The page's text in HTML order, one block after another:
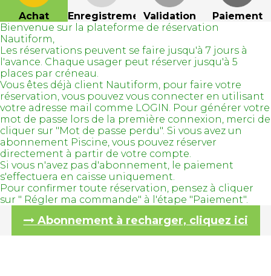
Achat EnregistrementValidation
Paiement
Bienvenue sur la plateforme de réservation
Nautiform,
Les réservations peuvent se faire jusqu'à 7 jours à
l'avance. Chaque usager peut réserver jusqu'à 5
places par créneau.
Vous êtes déjà client Nautiform, pour faire votre
réservation, vous pouvez vous connecter en utilisant
votre adresse mail comme LOGIN. Pour générer votre
mot de passe lors de la première connexion, merci de
cliquer sur "Mot de passe perdu". Si vous avez un
abonnement Piscine, vous pouvez réserver
directement à partir de votre compte.
Si vous n'avez pas d'abonnement, le paiement
s'effectuera en caisse uniquement.
Pour confirmer toute réservation, pensez à cliquer
sur " Régler ma commande" à l'étape "Paiement".
Abonnement à recharger, cliquez ici